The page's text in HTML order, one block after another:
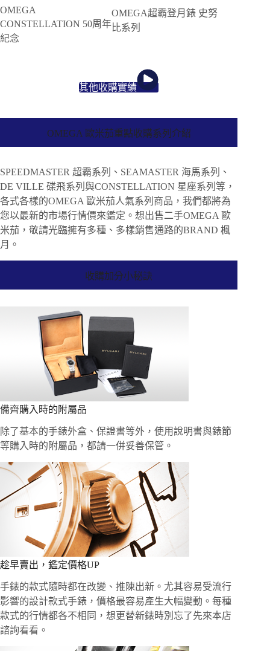
OMEGA
CONSTELLATION 50周年
紀念
OMEGA超霸登月錶 史努
比系列
其他收購實績
OMEGA 歐米茄重點收購系列介紹
SPEEDMASTER 超霸系列、SEAMASTER 海馬系列、
DE VILLE 碟飛系列與CONSTELLATION 星座系列等，
各式各樣的OMEGA 歐米茄人氣系列商品，我們都將為
您以最新的市場行情價來鑑定。想出售二手OMEGA 歐
米茄，敬請光臨擁有多種、多樣銷售通路的BRAND 楓
月。
收購加分小秘訣
備齊購入時的附屬品
除了基本的手錶外盒、保證書等外，使用說明書與錶節
等購入時的附屬品，都請一併妥善保管。
趁早賣出，鑑定價格UP
手錶的款式隨時都在改變、推陳出新。尤其容易受流行
影響的設計款式手錶，價格最容易產生大幅變動。每種
款式的行情都各不相同，想更替新錶時別忘了先來本店
諮詢看看。